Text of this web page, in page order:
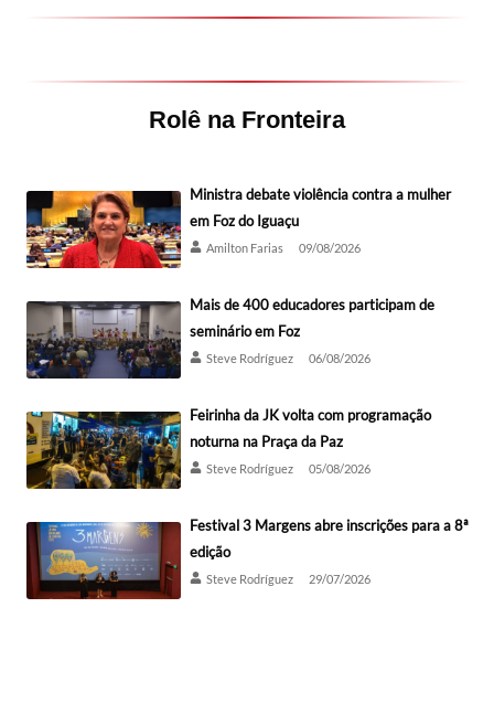
Rolê na Fronteira
Ministra debate violência contra a mulher
em Foz do Iguaçu
Amilton Farias 09/08/2026
Mais de 400 educadores participam de
seminário em Foz
Steve Rodríguez 06/08/2026
Feirinha da JK volta com programação
noturna na Praça da Paz
Steve Rodríguez 05/08/2026
Festival 3 Margens abre inscrições para a 8ª
edição
Steve Rodríguez 29/07/2026